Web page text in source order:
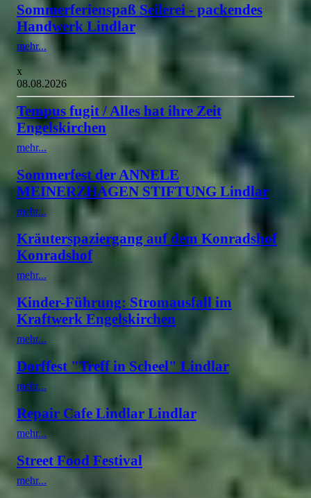
Sommerferienspaß Seilerei - packendes
Handwerk Lindlar
mehr...
x
08.08.2026
Tempus fugit / Alles hat ihre Zeit
Engelskirchen
mehr...
Sommerfest der ANNELE
MEINERZHAGEN STIFTUNG Lindlar
mehr...
Kräuterspaziergang auf dem Konradshof
Konradshof
mehr...
Kinder-Führung: Stromausfall im
Kraftwerk Engelskirchen
mehr...
Dorffest "Treff in Scheel" Lindlar
mehr...
Repair Cafe Lindlar Lindlar
mehr...
Street Food Festival
mehr...